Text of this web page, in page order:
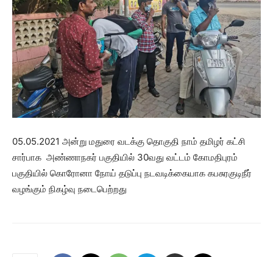
05.05.2021 அன்று மதுரை வடக்கு தொகுதி நாம் தமிழர் கட்சி
சார்பாக அண்ணாநகர் பகுதியில் 30வது வட்டம் கோமதிபுரம்
பகுதியில் கொரோனா நோய் தடுப்பு நடவடிக்கையாக கபசுரகுடிநீர்
வழங்கும் நிகழ்வு நடைபெற்றது